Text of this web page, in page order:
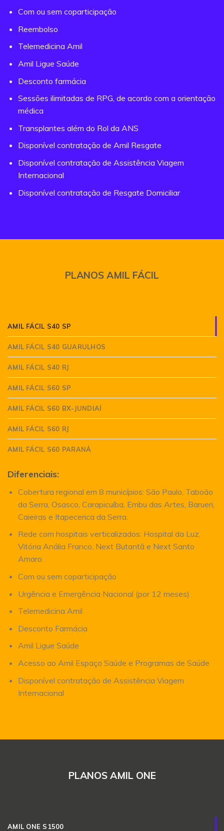
Com ou sem coparticipação
Reembolso
Telemedicina Amil
Amil Ligue Saúde
Desconto farmácia
Sessões ilimitadas de RPG, de acordo com a orientação
médica
Transplantes além do Rol da ANS
Disponível contratação de Amil Resgate
Disponível contratação de Assistência Viagem
Internacional
Disponível contratação de Resgate Domiciliar
PLANOS AMIL FÁCIL
AMIL FÁCIL S40 SP
AMIL FÁCIL S40 GUARULHOS
AMIL FÁCIL S40 RJ
AMIL FÁCIL S60 SP
AMIL FÁCIL S60 BX-JUNDIAÍ
AMIL FÁCIL S60 RJ
AMIL FÁCIL S60 PARANÁ
Diferenciais:
Cobertura regional em 8 municípios: São Paulo, Taboão
da Serra, Osasco, Carapicuíba, Embu das Artes, Barueri,
Caieiras e Itapecerica da Serra.
Rede com hospitais verticalizados: Hospital da Luz,
Vitória Anália Franco, Next Butantã e Next Santo
Amaro.
Com ou sem coparticipação
Urgência e Emergência Nacional (por 12 meses)
Telemedicina Amil
Desconto Farmácia
Amil Ligue Saúde
Acesso ao Amil Espaço Saúde e Programas de Saúde
Disponível contratação de Assistência Viagem
Internacional
PLANOS AMIL ONE
AMIL ONE S1500